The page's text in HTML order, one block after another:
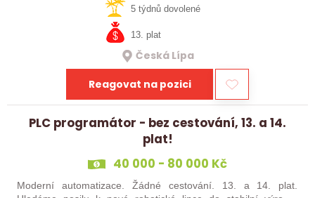
šikovné absolventy…
5 týdnů dovolené
13. plat
Česká Lípa
Reagovat na pozici
PLC programátor - bez cestování, 13. a 14.
plat!
40 000 - 80 000 Kč
Moderní automatizace. Žádné cestování. 13. a 14. plat.